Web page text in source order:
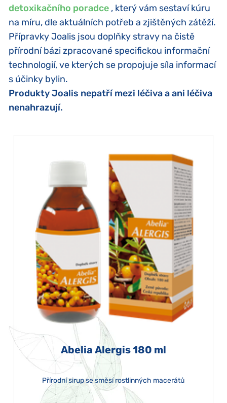
detoxikačního poradce , který vám sestaví kúru
na míru, dle aktuálních potřeb a zjištěných zátěží.
Přípravky Joalis jsou doplňky stravy na čistě
přírodní bázi zpracované specifickou informační
technologií, ve kterých se propojuje síla informací
s účinky bylin.
Produkty Joalis nepatří mezi léčiva a ani léčiva
nenahrazují.
Abelia Alergis 180 ml
Přírodní sirup se směsí rostlinných macerátů